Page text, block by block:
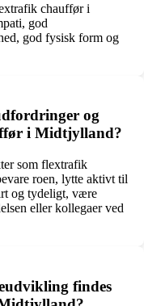
chauffør i
god
god fysisk form og
og
i Midtjylland?
som flextrafik
roen, lytte aktivt til
og tydeligt, være
eller kollegaer ved
findes